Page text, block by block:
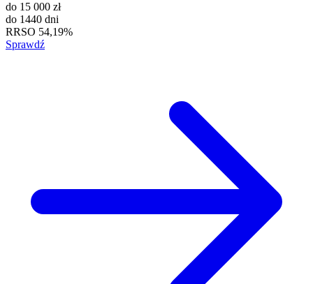
do 15 000 zł
do 1440 dni
RRSO 54,19%
Sprawdź